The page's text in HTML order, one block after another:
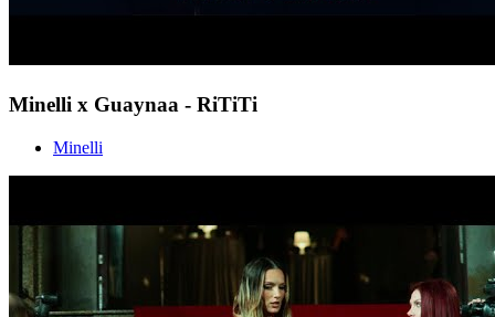
Minelli x Guaynaa - RiTiTi
Minelli